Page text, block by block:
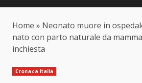
Home » Neonato muore in
nato con parto naturale da
inchiesta
Cronaca Italia